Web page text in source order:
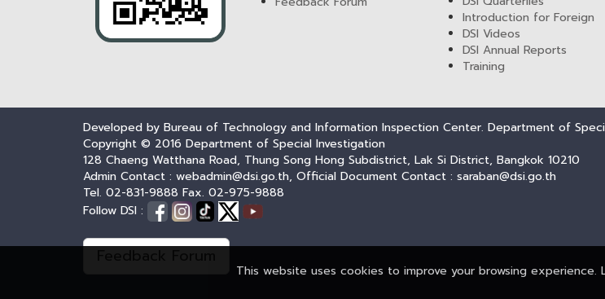
Introduction for Foreign
DSI Videos
DSI Annual Reports
Training
Developed by Bureau of Technology and Information Inspection Center. Department of
Copyright © 2016 Department of Special Investigation
128 Chaeng Watthana Road, Thung Song Hong Subdistrict, Lak Si District, Bangkok 10210
Admin Contact : webadmin@dsi.go.th, Official Document Contact : saraban@dsi.go.th
Tel. 02-831-9888 Fax. 02-975-9888
Follow DSI :
This website uses cookies to improve your browsing experience.